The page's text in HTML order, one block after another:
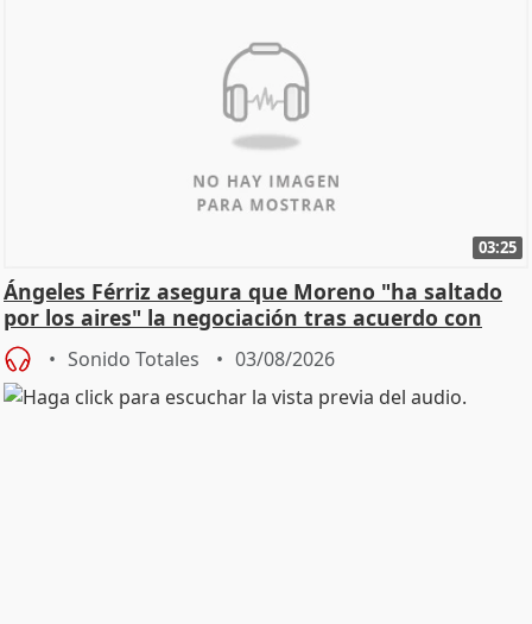
03:25
Ángeles Férriz asegura que Moreno "ha saltado
por los aires" la negociación tras acuerdo con
SMA
Sonido Totales 03/08/2026